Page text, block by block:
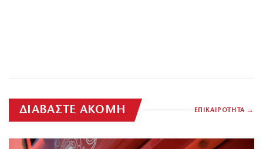
ΔΙΑΒΑΣΤΕ ΑΚΟΜΗ ΕΠΙΚΑΙΡΟΤΗΤΑ